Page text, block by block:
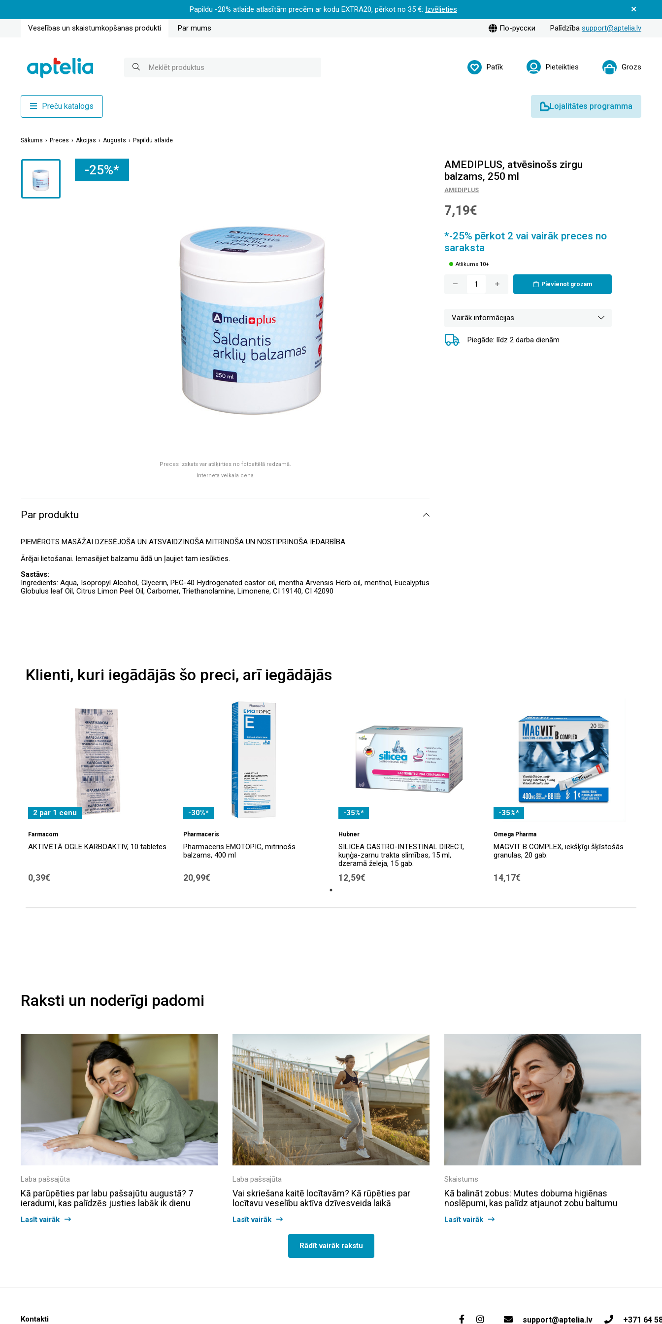
Papildu -20% atlaide atlasītām precēm ar kodu EXTRA20, pērkot no 35 €: Izvēlieties
Veselības un skaistumkopšanas produkti Par mums По-русски Palīdzība support@aptelia.lv
Patīk Pieteikties Grozs
Preču katalogs Lojalitātes programma
Sākums Preces Akcijas Augusts Papildu atlaide
-25%*
Preces izskats var atšķirties no fotoattēlā redzamā.
Interneta veikala cena
Par produktu
PIEMĒROTS MASĀŽAI DZESĒJOŠA UN ATSVAIDZINOŠA MITRINOŠA UN NOSTIPRINOŠA IEDARBĪBA
Ārējai lietošanai. Iemasējiet balzamu ādā un ļaujiet tam iesūkties.
Sastāvs:
Ingredients: Aqua, Isopropyl Alcohol, Glycerin, PEG-40 Hydrogenated castor oil, mentha Arvensis Herb oil, menthol, Eucalyptus
Globulus leaf Oil, Citrus Limon Peel Oil, Carbomer, Triethanolamine, Limonene, CI 19140, CI 42090
AMEDIPLUS, atvēsinošs zirgu
balzams, 250 ml
AMEDIPLUS
7,19€
*-25% pērkot 2 vai vairāk preces no
saraksta
Atlikums 10+
Pievienot grozam
Vairāk informācijas
Piegāde: līdz 2 darba dienām
Klienti, kuri iegādājās šo preci, arī iegādājās
2 par 1 cenu
Farmacom
AKTIVĒTĀ OGLE KARBOAKTIV, 10 tabletes
0,39€
-30%*
Pharmaceris
Pharmaceris EMOTOPIC, mitrinošs
balzams, 400 ml
20,99€
-35%*
Hubner
SILICEA GASTRO-INTESTINAL DIRECT,
kuņģa-zarnu trakta slimības, 15 ml,
dzeramā želeja, 15 gab.
12,59€
-35%*
Omega Pharma
MAGVIT B COMPLEX, iekšķīgi šķīstošās
granulas, 20 gab.
14,17€
Raksti un noderīgi padomi
Laba pašsajūta
Kā parūpēties par labu pašsajūtu augustā? 7
ieradumi, kas palīdzēs justies labāk ik dienu
Lasīt vairāk
Laba pašsajūta
Vai skriešana kaitē locītavām? Kā rūpēties par
locītavu veselību aktīva dzīvesveida laikā
Lasīt vairāk
Skaistums
Kā balināt zobus: Mutes dobuma higiēnas
noslēpumi, kas palīdz atjaunot zobu baltumu
Lasīt vairāk
Rādīt vairāk rakstu
Kontakti support@aptelia.lv +371 64